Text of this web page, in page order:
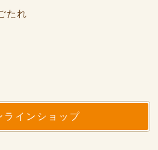
たれ
ラインショップ